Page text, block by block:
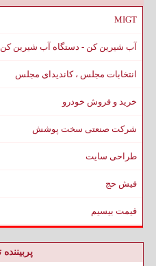
MIGT
آب شیرین کن - دستگاه آب شیرین کن
انتخابات مجلس ، کاندیدای مجلس
خرید و فروش خودرو
شرکت صنعتی سخت پوشش
طراحی سایت
فیش حج
قیمت بیسیم